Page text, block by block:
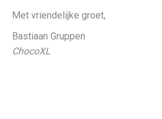
Met vriendelijke groet,
Bastiaan Gruppen
ChocoXL